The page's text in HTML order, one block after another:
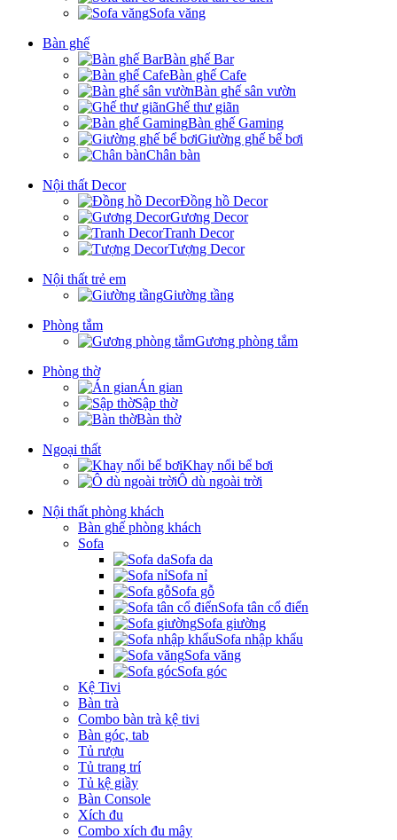
Sofa văng
Bàn ghế
Bàn ghế Bar
Bàn ghế Cafe
Bàn ghế sân vườn
Ghế thư giãn
Bàn ghế Gaming
Giường ghế bể bơi
Chân bàn
Nội thất Decor
Đồng hồ Decor
Gương Decor
Tranh Decor
Tượng Decor
Nội thất trẻ em
Giường tầng
Phòng tắm
Gương phòng tắm
Phòng thờ
Án gian
Sập thờ
Bàn thờ
Ngoại thất
Khay nổi bể bơi
Ô dù ngoài trời
Nội thất phòng khách
Bàn ghế phòng khách
Sofa
Sofa da
Sofa nỉ
Sofa gỗ
Sofa tân cổ điển
Sofa giường
Sofa nhập khẩu
Sofa văng
Sofa góc
Kệ Tivi
Bàn trà
Combo bàn trà kệ tivi
Bàn góc, tab
Tủ rượu
Tủ trang trí
Tủ kệ giầy
Bàn Console
Xích đu
Combo xích đu mây